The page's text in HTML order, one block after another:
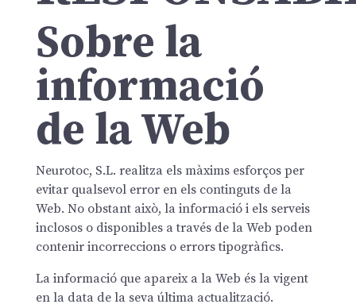
Sobre la
informació
de la Web
Neurotoc, S.L. realitza els màxims esforços per
evitar qualsevol error en els continguts de la
Web. No obstant això, la informació i els serveis
inclosos o disponibles a través de la Web poden
contenir incorreccions o errors tipogràfics.
La informació que apareix a la Web és la vigent
en la data de la seva última actualització.